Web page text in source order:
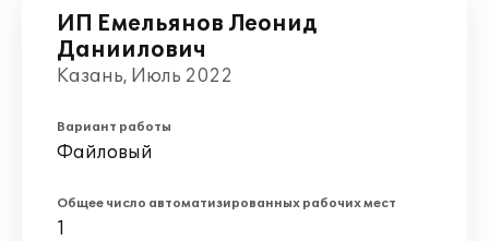
ИП Емельянов Леонид
Даниилович
Казань, Июль 2022
Вариант работы
Файловый
Общее число автоматизированных рабочих мест
1